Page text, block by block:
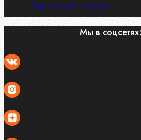
Латунный и бр. крепеж
Мы в соцсетях: